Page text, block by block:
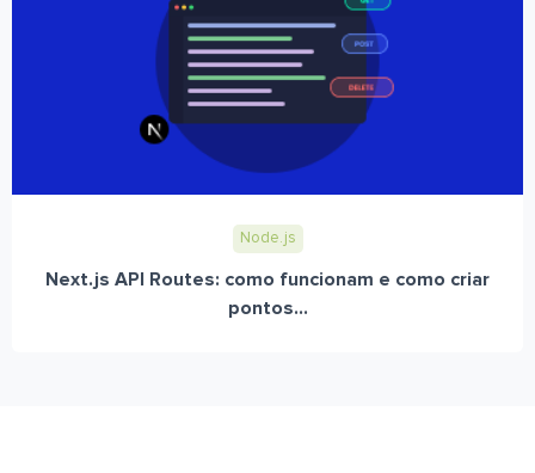
Node.js
Next.js API Routes: como funcionam e como criar
pontos...